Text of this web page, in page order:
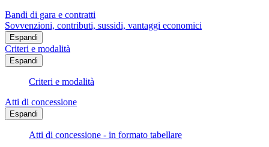
Bandi di gara e contratti
Sovvenzioni, contributi, sussidi, vantaggi economici
Espandi
Criteri e modalità
Espandi
Criteri e modalità
Atti di concessione
Espandi
Atti di concessione - in formato tabellare